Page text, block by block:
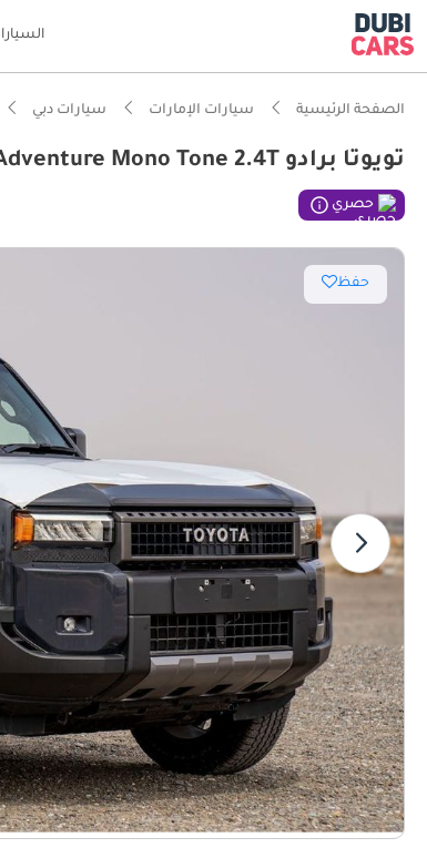
الصفحة الرئيسية سيارات الإمارات سيارات دبي
تويوتا برادو VXR Adventure Mono Tone 2.4T
حصري
حفظ